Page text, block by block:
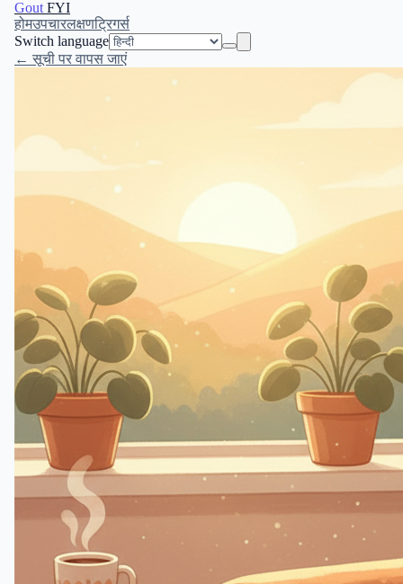
Gout FYI
होमउपचारलक्षणट्रिगर्स
Switch language
← सूची पर वापस जाएं